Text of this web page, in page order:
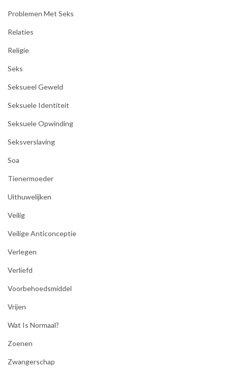
Problemen Met Seks
Relaties
Religie
Seks
Seksueel Geweld
Seksuele Identiteit
Seksuele Opwinding
Seksverslaving
Soa
Tienermoeder
Uithuwelijken
Veilig
Veilige Anticonceptie
Verlegen
Verliefd
Voorbehoedsmiddel
Vrijen
Wat Is Normaal?
Zoenen
Zwangerschap